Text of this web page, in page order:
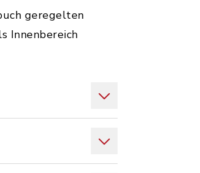
geregelten
Innenbereich